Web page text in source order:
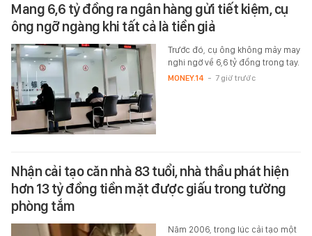
Mang 6,6 tỷ đồng ra ngân hàng gửi tiết kiệm, cụ
ông ngỡ ngàng khi tất cả là tiền giả
Trước đó, cụ ông không mảy may
nghi ngờ về 6,6 tỷ đồng trong tay.
MONEY.14 - 7 giờ trước
Nhận cải tạo căn nhà 83 tuổi, nhà thầu phát hiện
hơn 13 tỷ đồng tiền mặt được giấu trong tường
phòng tắm
Năm 2006, trong lúc cải tạo một